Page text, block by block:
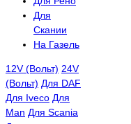
Для
Скании
На Газель
12V (Вольт) 24V
(Вольт) Для DAF
Для Iveco Для
Man Для Scania